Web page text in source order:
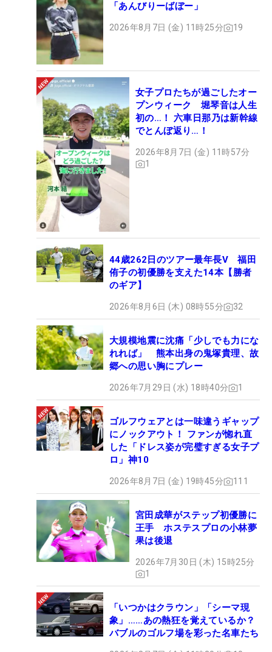
「あんびりーばぼー」
2026年8月7日 (金) 11時25分 19
女子プロたちが過ごしたオー
プンウィーク 堀琴音は人生
初の…！ 六車日那乃は新幹線
でとんぼ返り…！
2026年8月7日 (金) 11時57分
1
44歳262日のツアー最年長V 福田
侑子の初優勝を支えた14本【勝者
のギア】
2026年8月6日 (木) 08時55分 32
大規模地震に沈痛「少しでも力にな
れれば」 熊本出身の鬼塚貴理、故
郷への思い胸にプレー
2026年7月29日 (水) 18時40分 1
ゴルフウェアとは一味違うギャップ
にノックアウト！ ファンが惚れ直
した「ドレス姿が完璧すぎる女子プ
ロ」神10
2026年8月7日 (金) 19時45分 111
宮田成華がステップ初優勝に
王手 ホステスプロの小林夢
果は後退
2026年7月30日 (木) 15時25分
1
「いつかはクラウン」「シーマ現
象」……あの熱狂を覚えているか？
バブルのゴルフ場を彩った名車たち